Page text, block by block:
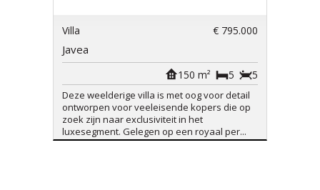
Villa € 795.000
Javea
5
5
150 m²
Deze weelderige villa is met oog voor detail
ontworpen voor veeleisende kopers die op
zoek zijn naar exclusiviteit in het
luxesegment. Gelegen op een royaal per...